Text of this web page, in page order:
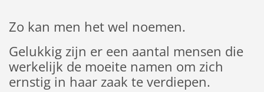
Zo kan men het wel noemen.
Gelukkig zijn er een aantal mensen die
werkelijk de moeite namen om zich
ernstig in haar zaak te verdiepen.